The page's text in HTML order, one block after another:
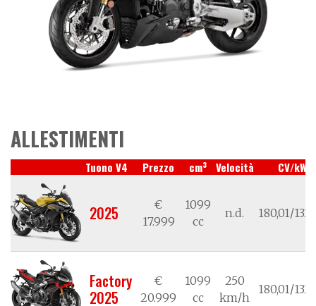
ALLESTIMENTI
Tuono V4 Prezzo cm3 Velocità CV/kW
2025
€
17.999
1099
cc
n.d. 180,01/
Factory
2025
€
20.999
1099
cc
250
km/h
180,01/